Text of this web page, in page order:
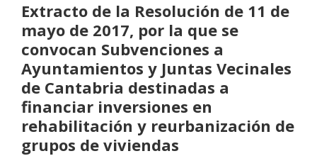
Extracto de la Resolución de 11 de
mayo de 2017, por la que se
convocan Subvenciones a
Ayuntamientos y Juntas Vecinales
de Cantabria destinadas a
financiar inversiones en
rehabilitación y reurbanización de
grupos de viviendas